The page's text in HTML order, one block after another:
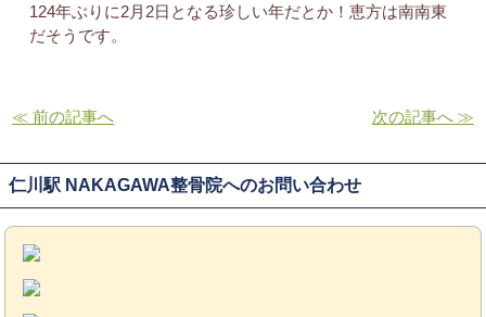
124年ぶりに2月2日となる珍しい年だとか！恵方は南南東
だそうです。
≪ 前の記事へ 次の記事へ ≫
仁川駅 NAKAGAWA整骨院へのお問い合わせ